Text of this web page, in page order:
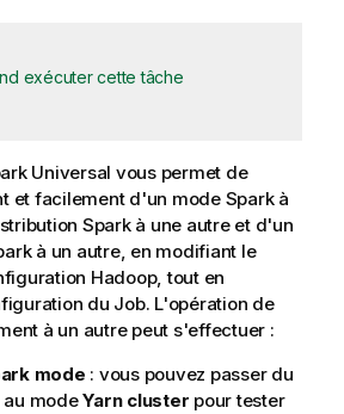
exécuter cette tâche
Universal vous permet de
et facilement d'un mode Spark à
Spark à une autre et d'un
à un autre, en modifiant le
Hadoop, tout en
du Job. L'opération de
à un autre peut s'effectuer :
mode : vous pouvez passer du
au modeYarn cluster pour tester